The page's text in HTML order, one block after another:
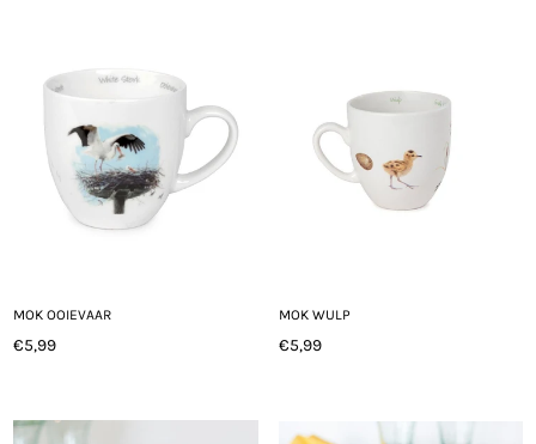
MOK OOIEVAAR
Normale
€5,99
MOK WULP
Normale
€5,99